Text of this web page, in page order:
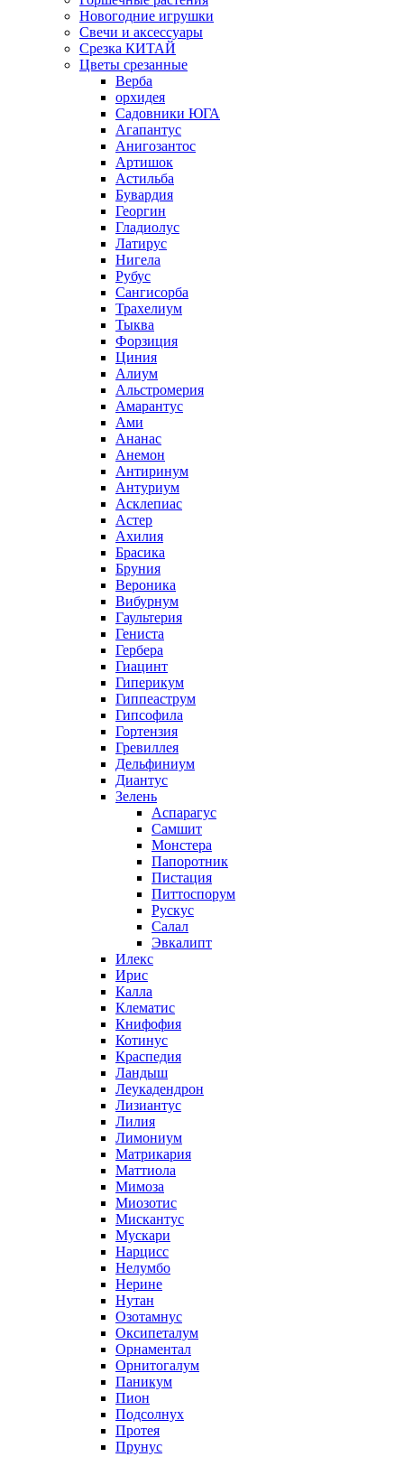
Новогодние игрушки
Свечи и аксессуары
Срезка КИТАЙ
Цветы срезанные
Верба
орхидея
Садовники ЮГА
Агапантус
Анигозантос
Артишок
Астильба
Бувардия
Георгин
Гладиолус
Латирус
Нигела
Рубус
Сангисорба
Трахелиум
Тыква
Форзиция
Циния
Алиум
Альстромерия
Амарантус
Ами
Ананас
Анемон
Антиринум
Антуриум
Асклепиас
Астер
Ахилия
Брасика
Бруния
Вероника
Вибурнум
Гаультерия
Гениста
Гербера
Гиацинт
Гиперикум
Гиппеаструм
Гипсофила
Гортензия
Гревиллея
Дельфиниум
Диантус
Зелень
Аспарагус
Самшит
Монстера
Папоротник
Пистация
Питтоспорум
Рускус
Салал
Эвкалипт
Илекс
Ирис
Калла
Клематис
Книфофия
Котинус
Краспедия
Ландыш
Леукадендрон
Лизиантус
Лилия
Лимониум
Матрикария
Маттиола
Мимоза
Миозотис
Мискантус
Мускари
Нарцисс
Нелумбо
Нерине
Нутан
Озотамнус
Оксипеталум
Орнаментал
Орнитогалум
Паникум
Пион
Подсолнух
Протея
Прунус